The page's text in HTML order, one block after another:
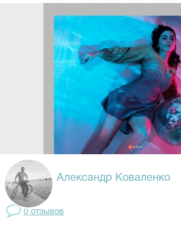
Александр Коваленко
0 отзывов